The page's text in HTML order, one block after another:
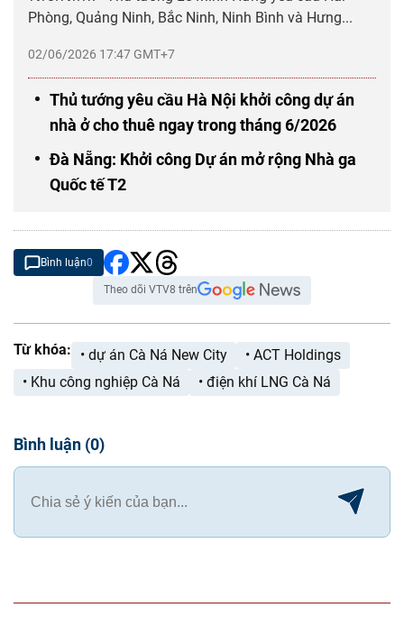
02/06/2026 17:47 GMT+7
Phòng, Quảng Ninh, Bắc Ninh, Ninh Bình và Hưng...
Thủ tướng yêu cầu Hà Nội khởi công dự án
nhà ở cho thuê ngay trong tháng 6/2026
Đà Nẵng: Khởi công Dự án mở rộng Nhà ga
Quốc tế T2
Bình luận0
Theo dõi VTV8 trên
Từ khóa: • dự án Cà Ná New City
• ACT Holdings
• Khu công nghiệp Cà Ná
• điện khí LNG Cà Ná
Bình luận (0)